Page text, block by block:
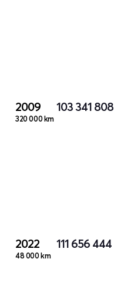
2009
320 000 km
103 341 808
2022
48 000 km
111 656 444